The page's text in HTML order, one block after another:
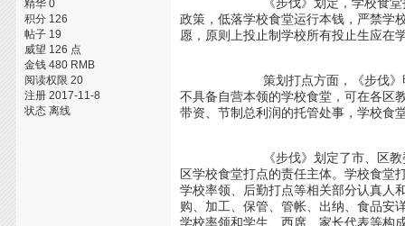
精华 0
积分 126
帖子 19
威望 126 点
金钱 480 RMB
阅读权限 20
注册 2017-11-8
状态 离线
《步伐》划定，学校食堂打点僵
政策，低落学校食堂运行本钱，严禁学
愿，原则上投止制学校所有投止生应在
策划打点方面，《步伐》明晰，
不具备自营本领的学校食堂，可在各区
带资、节制总利润的托管处事，学校食
《步伐》划定了市、区教委和学
区学校食堂打点的责任主体。学校食堂
学校率领、后勤打点等相关部分认真人
购、加工、保管、管帐、出纳、食品安
学校率领和学生、西席、家长代表等构